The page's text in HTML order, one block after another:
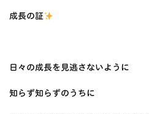
成長の証
日々の成長を見逃さないように
知らず知らずのうちに